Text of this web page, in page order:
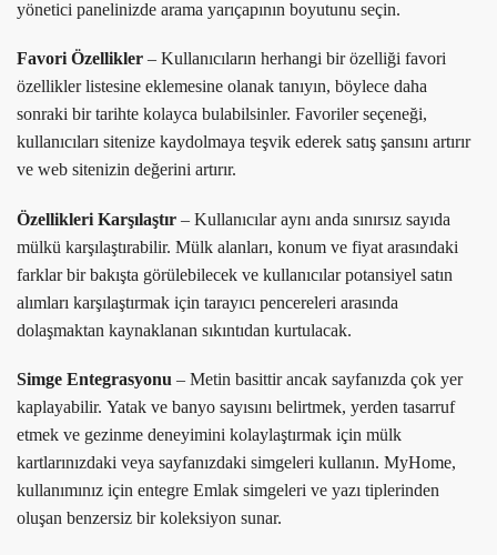
yönetici panelinizde arama yarıçapının boyutunu seçin.
Favori Özellikler – Kullanıcıların herhangi bir özelliği favori
özellikler listesine eklemesine olanak tanıyın, böylece daha
sonraki bir tarihte kolayca bulabilsinler. Favoriler seçeneği,
kullanıcıları sitenize kaydolmaya teşvik ederek satış şansını artırır
ve web sitenizin değerini artırır.
Özellikleri Karşılaştır – Kullanıcılar aynı anda sınırsız sayıda
mülkü karşılaştırabilir. Mülk alanları, konum ve fiyat arasındaki
farklar bir bakışta görülebilecek ve kullanıcılar potansiyel satın
alımları karşılaştırmak için tarayıcı pencereleri arasında
dolaşmaktan kaynaklanan sıkıntıdan kurtulacak.
Simge Entegrasyonu – Metin basittir ancak sayfanızda çok yer
kaplayabilir. Yatak ve banyo sayısını belirtmek, yerden tasarruf
etmek ve gezinme deneyimini kolaylaştırmak için mülk
kartlarınızdaki veya sayfanızdaki simgeleri kullanın. MyHome,
kullanımınız için entegre Emlak simgeleri ve yazı tiplerinden
oluşan benzersiz bir koleksiyon sunar.